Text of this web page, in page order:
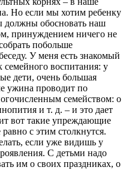
Но если мы хотим ребенку
должны обосновать наш
принуждением ничего не
побольше
У меня есть знакомый
воспитания: у
дети, очень большая
ужина проводит по
семейством: о
и т. д. – и это дает
вот такие упреждающие
с этим столкнутся.
если уже видишь у
С детьми надо
им о своих праздниках, о